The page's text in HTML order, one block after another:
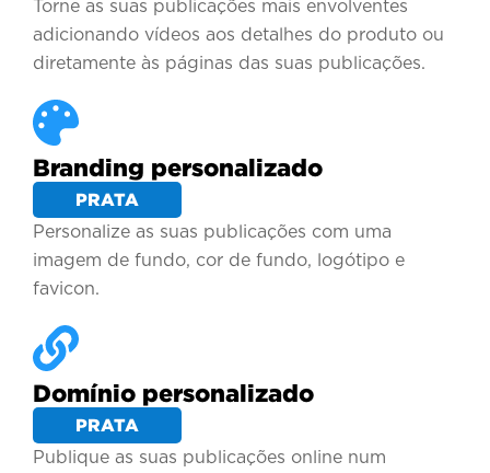
Torne as suas publicações mais envolventes
adicionando vídeos aos detalhes do produto ou
diretamente às páginas das suas publicações.
Branding personalizado
PRATA
Personalize as suas publicações com uma
imagem de fundo, cor de fundo, logótipo e
favicon.
Domínio personalizado
PRATA
Publique as suas publicações online num